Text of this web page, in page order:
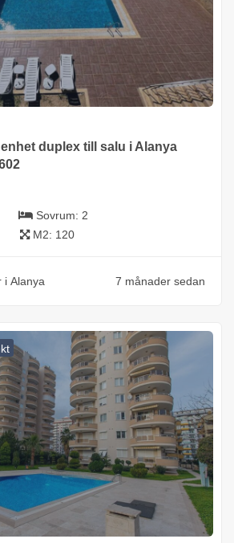
duplex till salu i Alanya
Sovrum: 2
M2: 120
i Alanya 7 månader sedan